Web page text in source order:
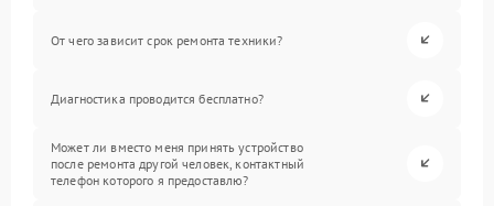
От чего зависит срок ремонта техники?
Диагностика проводится бесплатно?
Может ли вместо меня принять устройство
после ремонта другой человек, контактный
телефон которого я предоставлю?